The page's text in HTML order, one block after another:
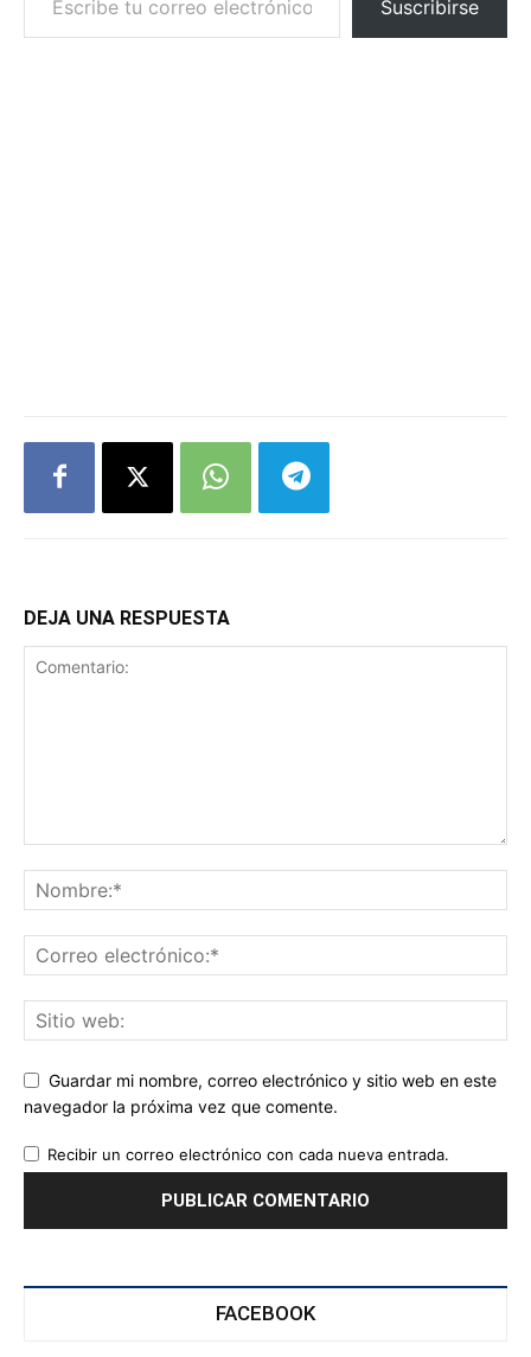
Suscribirse
DEJA UNA RESPUESTA
Guardar mi nombre, correo electrónico y sitio web en este
navegador la próxima vez que comente.
Recibir un correo electrónico con cada nueva entrada.
FACEBOOK